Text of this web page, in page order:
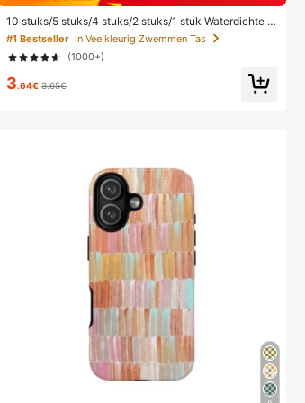
10 stuks/5 stuks/4 stuks/2 stuks/1 stuk Waterdichte t
as, Waterdichte telefoonhoes voor onder water, Water
dichte telefoonhoes voor op het strand, Zomerse kam
peeruitrusting, Vakantiebenodigdheden, Onmisbaar
#1 Bestseller in Veelkleurig Zwemmen Tas
(1000+)
3.64€ 3.65€